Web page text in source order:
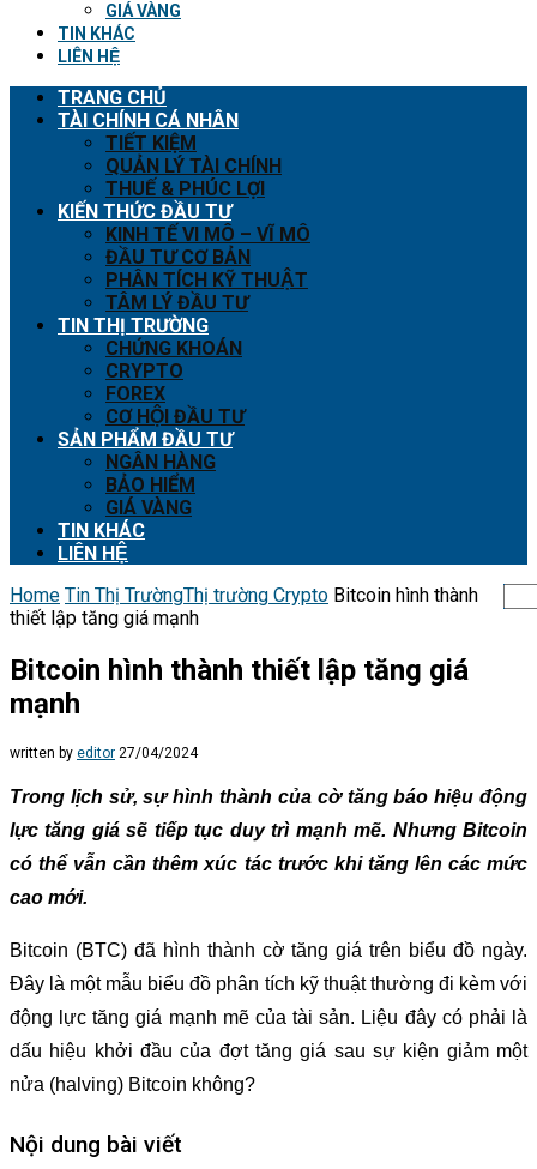
GIÁ VÀNG
TIN KHÁC
LIÊN HỆ
TRANG CHỦ
TÀI CHÍNH CÁ NHÂN
TIẾT KIỆM
QUẢN LÝ TÀI CHÍNH
THUẾ & PHÚC LỢI
KIẾN THỨC ĐẦU TƯ
KINH TẾ VI MÔ – VĨ MÔ
ĐẦU TƯ CƠ BẢN
PHÂN TÍCH KỸ THUẬT
TÂM LÝ ĐẦU TƯ
TIN THỊ TRƯỜNG
CHỨNG KHOÁN
CRYPTO
FOREX
CƠ HỘI ĐẦU TƯ
SẢN PHẨM ĐẦU TƯ
NGÂN HÀNG
BẢO HIỂM
GIÁ VÀNG
TIN KHÁC
LIÊN HỆ
Home Tin Thị TrườngThị trường Crypto Bitcoin hình thành
thiết lập tăng giá mạnh
Bitcoin hình thành thiết lập tăng giá
mạnh
written by editor 27/04/2024
Trong lịch sử, sự hình thành của cờ tăng báo hiệu động
lực tăng giá sẽ tiếp tục duy trì mạnh mẽ. Nhưng Bitcoin
có thể vẫn cần thêm xúc tác trước khi tăng lên các mức
cao mới.
Bitcoin (BTC) đã hình thành cờ tăng giá trên biểu đồ ngày.
Đây là một mẫu biểu đồ phân tích kỹ thuật thường đi kèm với
động lực tăng giá mạnh mẽ của tài sản. Liệu đây có phải là
dấu hiệu khởi đầu của đợt tăng giá sau sự kiện giảm một
nửa (halving) Bitcoin không?
Nội dung bài viết